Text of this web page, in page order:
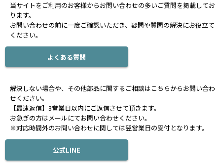
当サイトをご利用のお客様からお問い合わせの多いご質問を掲載してお
ります。
お問い合わせの前に一度ご確認いただき、疑問や質問の解決にお役立て
ください。
よくある質問
解決しない場合や、その他部品に関するご相談はこちらからお問い合わ
せください。
【最速返信】3営業日以内にご返信させて頂きます。
お急ぎの方はメールにてお問い合わせください。
※対応時間外のお問い合わせに関しては翌営業日の受付となります。
公式LINE